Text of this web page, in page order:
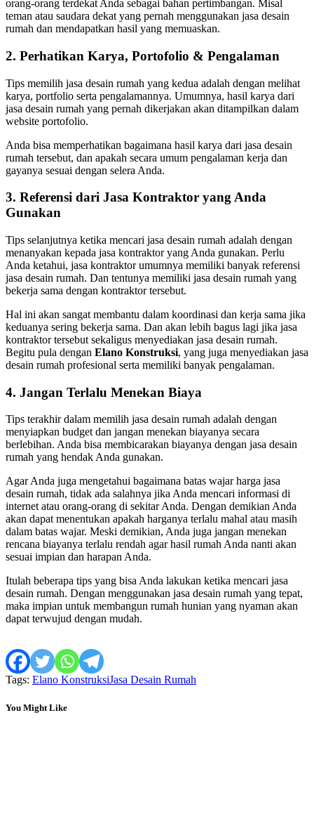
orang-orang terdekat Anda sebagai bahan pertimbangan. Misal
teman atau saudara dekat yang pernah menggunakan jasa desain
rumah dan mendapatkan hasil yang memuaskan.
2. Perhatikan Karya, Portofolio & Pengalaman
Tips memilih jasa desain rumah yang kedua adalah dengan melihat
karya, portfolio serta pengalamannya. Umumnya, hasil karya dari
jasa desain rumah yang pernah dikerjakan akan ditampilkan dalam
website portofolio.
Anda bisa memperhatikan bagaimana hasil karya dari jasa desain
rumah tersebut, dan apakah secara umum pengalaman kerja dan
gayanya sesuai dengan selera Anda.
3. Referensi dari Jasa Kontraktor yang Anda
Gunakan
Tips selanjutnya ketika mencari jasa desain rumah adalah dengan
menanyakan kepada jasa kontraktor yang Anda gunakan. Perlu
Anda ketahui, jasa kontraktor umumnya memiliki banyak referensi
jasa desain rumah. Dan tentunya memiliki jasa desain rumah yang
bekerja sama dengan kontraktor tersebut.
Hal ini akan sangat membantu dalam koordinasi dan kerja sama jika
keduanya sering bekerja sama. Dan akan lebih bagus lagi jika jasa
kontraktor tersebut sekaligus menyediakan jasa desain rumah.
Begitu pula dengan Elano Konstruksi, yang juga menyediakan jasa
desain rumah profesional serta memiliki banyak pengalaman.
4. Jangan Terlalu Menekan Biaya
Tips terakhir dalam memilih jasa desain rumah adalah dengan
menyiapkan budget dan jangan menekan biayanya secara
berlebihan. Anda bisa membicarakan biayanya dengan jasa desain
rumah yang hendak Anda gunakan.
Agar Anda juga mengetahui bagaimana batas wajar harga jasa
desain rumah, tidak ada salahnya jika Anda mencari informasi di
internet atau orang-orang di sekitar Anda. Dengan demikian Anda
akan dapat menentukan apakah harganya terlalu mahal atau masih
dalam batas wajar. Meski demikian, Anda juga jangan menekan
rencana biayanya terlalu rendah agar hasil rumah Anda nanti akan
sesuai impian dan harapan Anda.
Itulah beberapa tips yang bisa Anda lakukan ketika mencari jasa
desain rumah. Dengan menggunakan jasa desain rumah yang tepat,
maka impian untuk membangun rumah hunian yang nyaman akan
dapat terwujud dengan mudah.
Tags: Elano KonstruksiJasa Desain Rumah
You Might Like